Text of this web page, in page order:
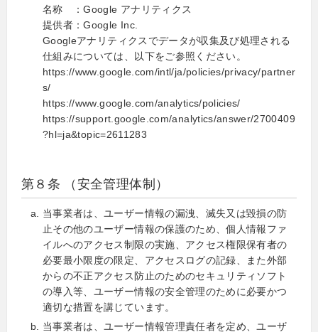
名称 ：Google アナリティクス
提供者：Google Inc.
Googleアナリティクスでデータが収集及び処理される
仕組みについては、以下をご参照ください。
https://www.google.com/intl/ja/policies/privacy/partner
s/
https://www.google.com/analytics/policies/
https://support.google.com/analytics/answer/2700409
?hl=ja&topic=2611283
第８条 （安全管理体制）
当事業者は、ユーザー情報の漏洩、滅失又は毀損の防
止その他のユーザー情報の保護のため、個人情報ファ
イルへのアクセス制限の実施、アクセス権限保有者の
必要最小限度の限定、アクセスログの記録、また外部
からの不正アクセス防止のためのセキュリティソフト
の導入等、ユーザー情報の安全管理のために必要かつ
適切な措置を講じています。
当事業者は、ユーザー情報管理責任者を定め、ユーザ